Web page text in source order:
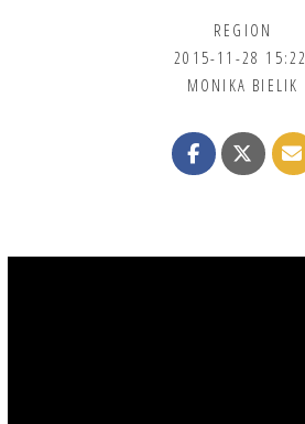
REGION
2015-11-28 15:22
MONIKA BIELIK